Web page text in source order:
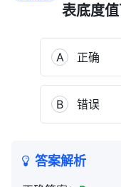
表底度
A 正确
B 错误
答案解析